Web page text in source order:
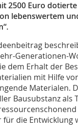
2500 Euro
lebenswertem
Generationen-
dem Erhalt der
mit Hilfe
Materialen.
Bausubstanz
für die Entwicklung